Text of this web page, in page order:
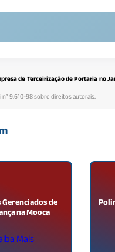
de Terceirização de Portaria no
n° 9.610-98 sobre direitos autorais.
de
na Mooca
Mais